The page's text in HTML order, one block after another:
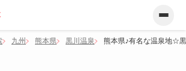
九州 熊本県 黒川温泉 熊本県♪有名な温泉地☆